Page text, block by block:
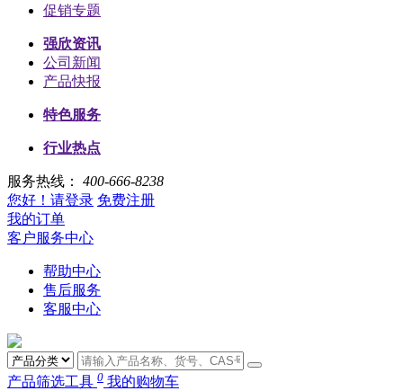
促销专题
强欣资讯
公司新闻
产品快报
特色服务
行业热点
服务热线： 400-666-8238
您好！请登录 免费注册
我的订单
客户服务中心
帮助中心
售后服务
客服中心
产品筛选工具 0 我的购物车